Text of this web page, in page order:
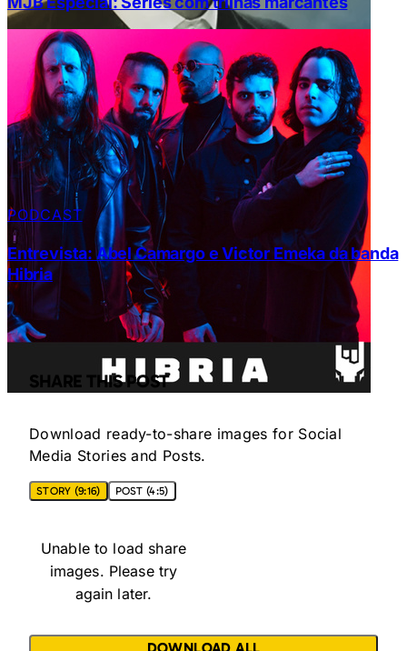
PODCAST
Entrevista: Abel Camargo e Victor Emeka da banda
Hibria
SHARE THIS POST
Download ready-to-share images for Social
Media Stories and Posts.
STORY (9:16) POST (4:5)
Unable to load share
images. Please try
again later.